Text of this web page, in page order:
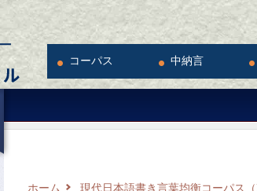
コーパス 中納言
ホーム 現代日本語書き言葉均衡コーパス（